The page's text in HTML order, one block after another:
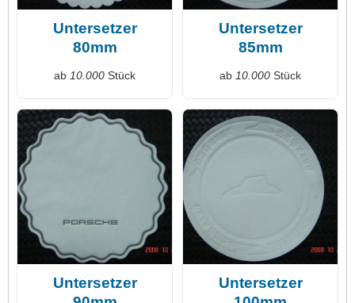
Untersetzer
80mm
ab 10.000 Stück
Untersetzer
85mm
ab 10.000 Stück
Untersetzer
Untersetzer